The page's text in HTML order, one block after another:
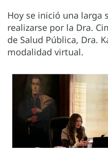
Hoy se inició una larga
realizarse por la Dra.
de Salud Pública, Dra.
modalidad virtual.